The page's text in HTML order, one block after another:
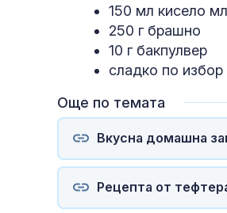
150 мл кисело
250 г брашно
10 г бакпулвер
сладко по избор
Още по темата
Вкусна домашна
Рецепта от